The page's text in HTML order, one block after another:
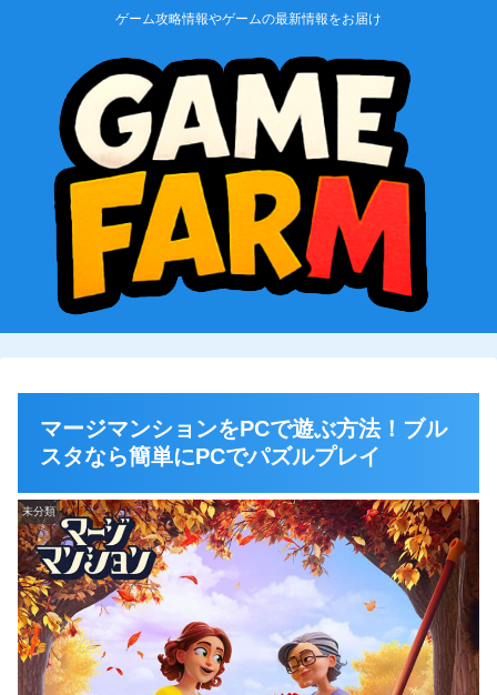
ゲーム攻略情報やゲームの最新情報をお届け
マージマンションをPCで遊ぶ方法！ブル
スタなら簡単にPCでパズルプレイ
未分類